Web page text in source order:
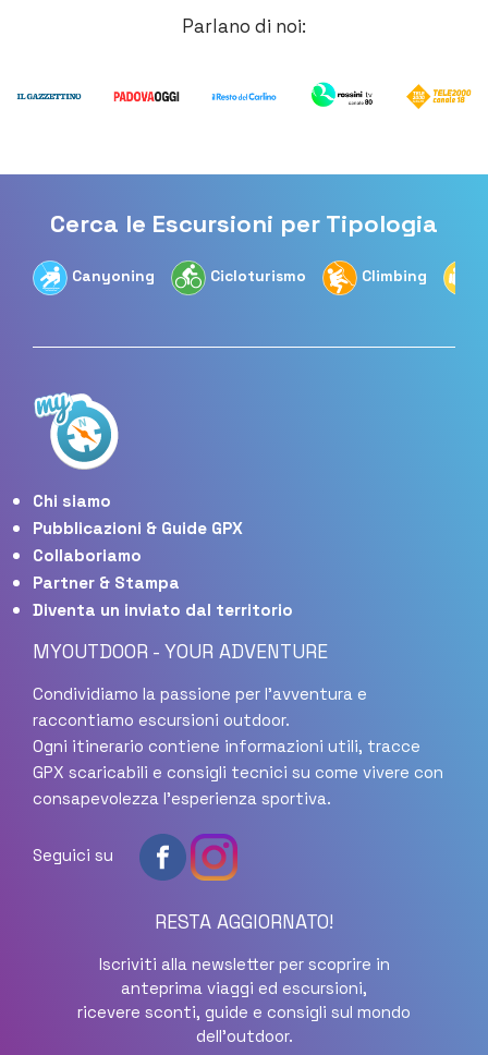
Parlano di noi:
Cerca le Escursioni per Tipologia
Canyoning Cicloturismo Climbing
Chi siamo
Pubblicazioni & Guide GPX
Collaboriamo
Partner & Stampa
Diventa un inviato dal territorio
MYOUTDOOR - YOUR ADVENTURE
Condividiamo la passione per l'avventura e
raccontiamo escursioni outdoor.
Ogni itinerario contiene informazioni utili, tracce
GPX scaricabili e consigli tecnici su come vivere con
consapevolezza l'esperienza sportiva.
Seguici su
RESTA AGGIORNATO!
Iscriviti alla newsletter per scoprire in
anteprima viaggi ed escursioni,
ricevere sconti, guide e consigli sul mondo
dell'outdoor.